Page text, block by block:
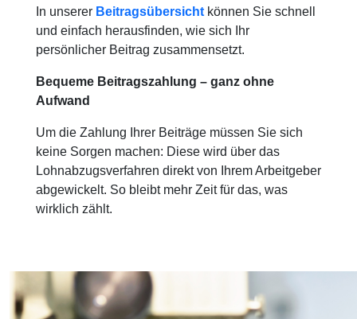
In unserer Beitragsübersicht können Sie schnell
und einfach herausfinden, wie sich Ihr
persönlicher Beitrag zusammensetzt.
Bequeme Beitragszahlung – ganz ohne
Aufwand
Um die Zahlung Ihrer Beiträge müssen Sie sich
keine Sorgen machen: Diese wird über das
Lohnabzugsverfahren direkt von Ihrem Arbeitgeber
abgewickelt. So bleibt mehr Zeit für das, was
wirklich zählt.